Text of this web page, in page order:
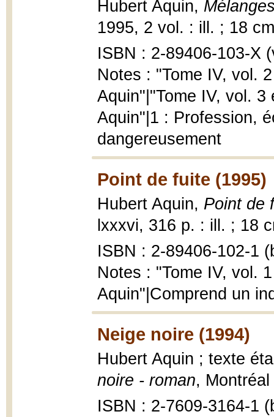
Hubert Aquin,
1995, 2 vol. : ill. ; 18
ISBN : 2-89406-103-X
Notes : "Tome IV, vol.
Aquin"|"Tome IV, vol.
Aquin"|1 : Profession,
dangereusement
Point de fuite (1995)
Hubert Aquin, Point de
lxxxvi, 316 p. : ill. ; 18
ISBN : 2-89406-102-1
Notes : "Tome IV, vol.
Aquin"|Comprend un
Neige noire (1994)
Hubert Aquin ; texte
noire - roman,
ISBN : 2-7609-3164-1